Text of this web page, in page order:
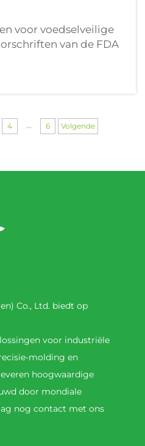
voor voedselveilige
van de FDA
komen met
en GRAS-bepalingen.
heeft tamelijk strenge
van
hun F...
4 6 Volgende
Co., Ltd. biedt op
voor industriële
molding en
hoogwaardige
door mondiale
nog contact met ons